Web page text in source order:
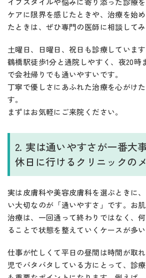
ケアに限界を感じたときや、治療を始
たときは、ぜひ専門の医師に相談してみ
土曜日、日曜日、祝日も診療しています
鶴橋駅徒歩1分と通院しやすく、夜20時
で会社帰りでも通いやすいです。
丁寧で優しさにあふれた治療を心がけ
す。
まずはお気軽にご来院ください。
2. 実は通いやすさが一番大
休日に行けるクリニックの
実は皮膚科や美容皮膚科を選ぶときに
い大切なのが「通いやすさ」です。お
治療は、一回通って終わりではなく、
ることで状態を整えていくケースが多い
仕事が忙しくて平日の昼間は時間が取
児でバタバタしている方にとって、診